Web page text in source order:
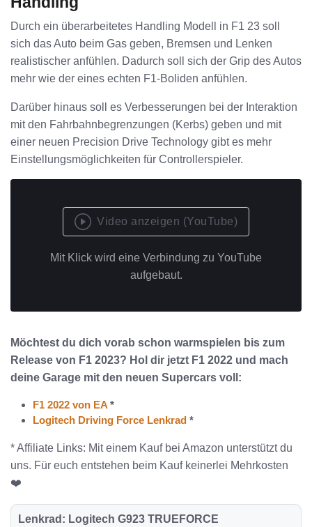
Durch ein überarbeitetes Handling Modell in F1 23 soll
sich das Auto beim Gas geben, Bremsen und Lenken
realistischer anfühlen. Dadurch soll sich der Grip des Autos
mehr wie der eines echten F1-Boliden anfühlen.
Darüber hinaus soll es Verbesserungen bei der Interaktion
mit den Fahrbahnbegrenzungen (Kerbs) geben und mit
einer neuen Precision Drive Technology gibt es mehr
Einstellungsmöglichkeiten für Controllerspieler.
Video anzeigen (YouTube)
Mit Klick wird eine Verbindung zu YouTube
aufgebaut.
Möchtest du dich vorab schon warmspielen bis zum
Release von F1 2023? Hol dir jetzt F1 2022 und mach
deine Garage mit den neuen Supercars voll:
F1 2022 von EA*
Logitech Driving Force Lenkrad *
* Affiliate Links: Mit einem Kauf bei Amazon unterstützt du
uns. Für euch entstehen beim Kauf keinerlei Mehrkosten
❤️
Lenkrad: Logitech G923 TRUEFORCE